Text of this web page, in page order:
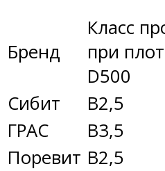
Бренд
Класс
при
D500
Сибит
В2,5
ГРАС
В3,5
Поревит В2,5